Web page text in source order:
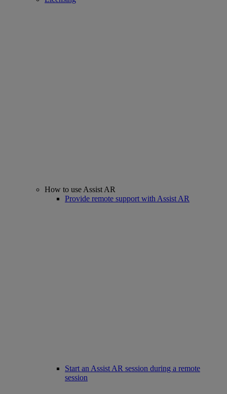
How to use Assist AR
Provide remote support with Assist AR
Start an Assist AR session during a remote
session